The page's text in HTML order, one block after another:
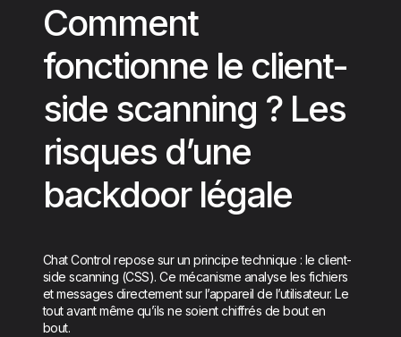
Comment
fonctionne le client-
side scanning ? Les
risques d’une
backdoor légale
Chat Control repose sur un principe technique : le client-
side scanning (CSS). Ce mécanisme analyse les fichiers
et messages directement sur l’appareil de l’utilisateur. Le
tout avant même qu’ils ne soient chiffrés de bout en
bout.